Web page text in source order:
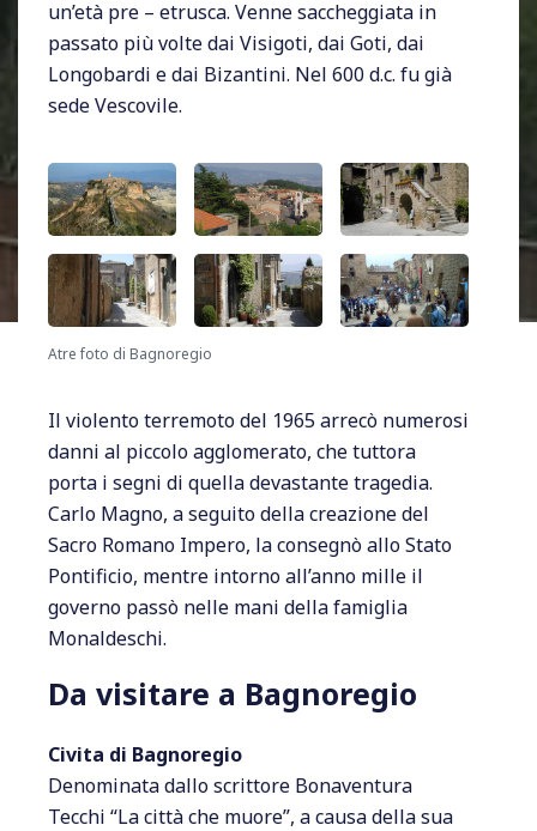
un’età pre – etrusca. Venne saccheggiata in
passato più volte dai Visigoti, dai Goti, dai
Longobardi e dai Bizantini. Nel 600 d.c. fu già
sede Vescovile.
Atre foto di Bagnoregio
Il violento terremoto del 1965 arrecò numerosi
danni al piccolo agglomerato, che tuttora
porta i segni di quella devastante tragedia.
Carlo Magno, a seguito della creazione del
Sacro Romano Impero, la consegnò allo Stato
Pontificio, mentre intorno all’anno mille il
governo passò nelle mani della famiglia
Monaldeschi.
Da visitare a Bagnoregio
Civita di Bagnoregio
Denominata dallo scrittore Bonaventura
Tecchi “La città che muore”, a causa della sua